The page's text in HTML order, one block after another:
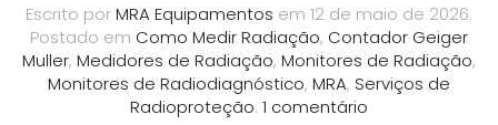
Escrito porMRA Equipamentos em 12 de maio de 2026.
Postado em Como Medir Radiação, Contador Geiger
Muller, Medidores de Radiação, Monitores de Radiação,
Monitores de Radiodiagnóstico, MRA, Serviços de
Radioproteção. 1 comentário